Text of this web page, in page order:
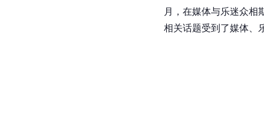
月，在媒体与乐迷众相
相关话题受到了媒体、